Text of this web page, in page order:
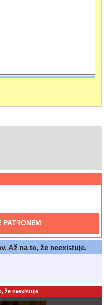
PATRONEM
Až na to, že neexistuje.
že neexistuje